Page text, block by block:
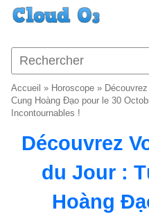
Accueil » Horoscope »
Cung Hoàng Đạo pour le 30
Incontournables !
Découvrez
du Jour :
Hoàng